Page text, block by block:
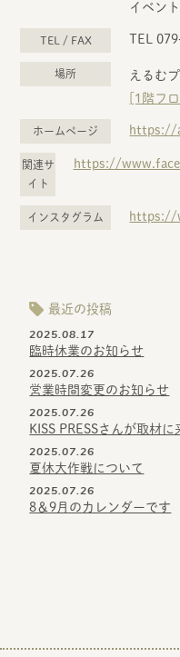
イベン
TEL / FAX TEL
場所 えるむ
[1階フ
ホームページ https://
関連サ
イト
https://
インスタグラム https://
最近の投稿
2025.08.17
臨時休業のお知らせ
2025.07.26
営業時間変更のお知らせ
2025.07.26
KISS PRESSさんが取材
2025.07.26
夏休大作戦について
2025.07.26
8＆9月のカレンダーです